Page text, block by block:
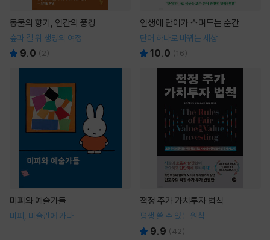
동물의 향기, 인간의 풍경
숲과 길 위 생명의 여정
9.0 ( 2)
인생에 단어가 스며드는 순간
단어 하나로 바뀌는 세상
10.0 (16)
미피와 예술가들
미피, 미술관에 가다
적정 주가 가치투자 법칙
평생 쓸 수 있는 원칙
9.9 (42)